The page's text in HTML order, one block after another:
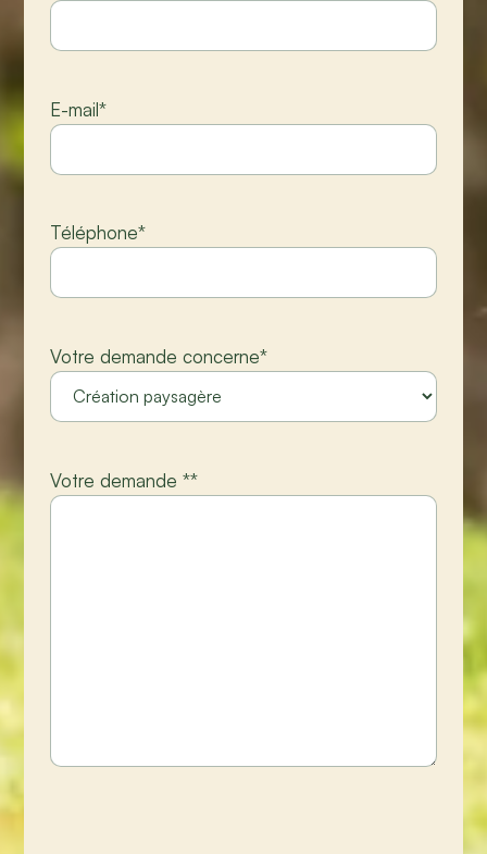
E-mail*
Téléphone*
Votre demande concerne*
Votre demande **